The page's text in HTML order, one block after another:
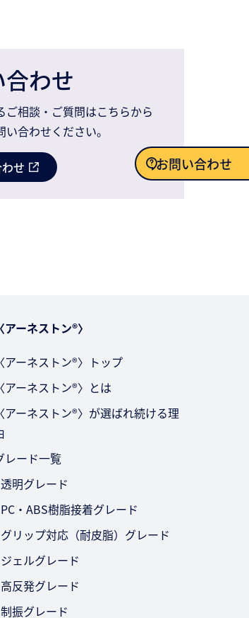
お問い合わせ
わせ
ご相談・ご質問はこちらから
合わせください。
せ
〈アーネストン®〉
〈アーネストン®〉トップ
〈アーネストン®〉とは
〈アーネストン®〉が選ばれ続ける理
レード一覧
明グレード
・ABS樹脂接着グレード
リップ対応（耐皮脂）グレード
ェルグレード
反発グレード
振グレード